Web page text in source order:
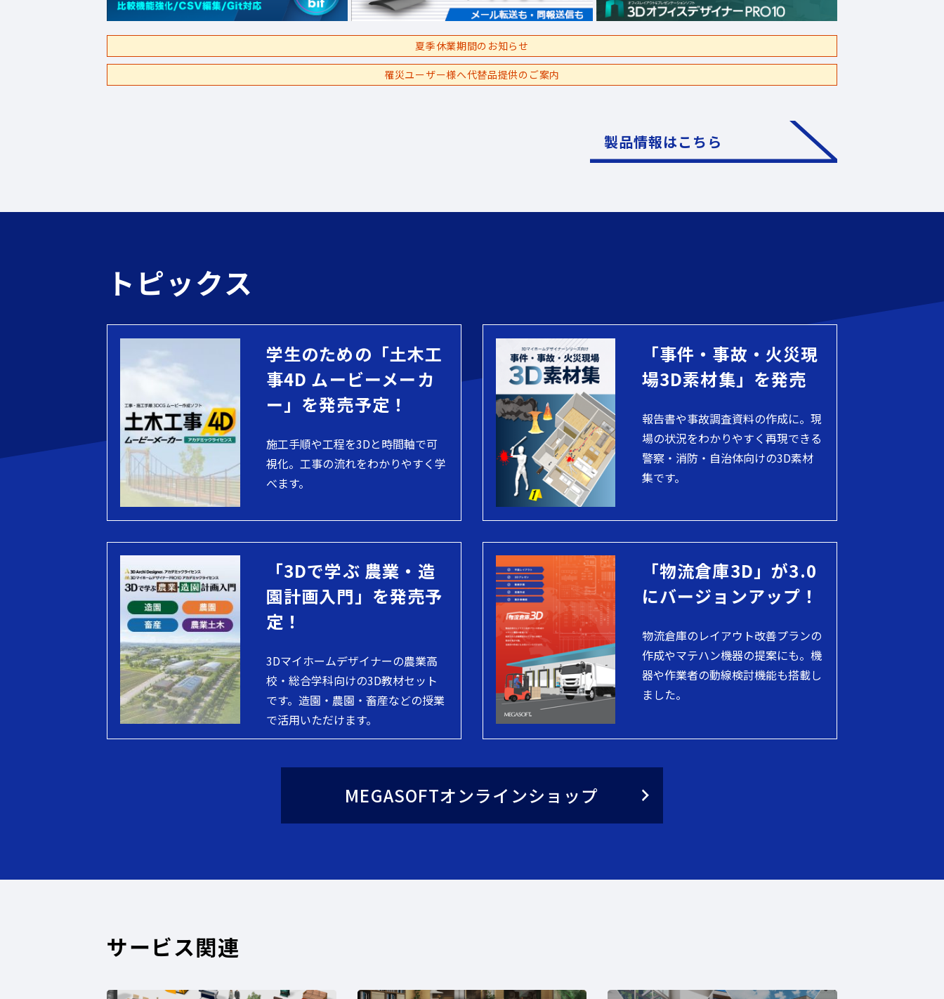
製品情報はこちら
夏季休業期間のお知らせ
罹災ユーザー様へ代替品提供のご案内
トピックス
学生のための「土木工
事4D ムービーメーカ
ー」を発売予定！
施工手順や工程を3Dと時間軸で可
視化。工事の流れをわかりやすく学
べます。
「事件・事故・火災現
場3D素材集」を発売
報告書や事故調査資料の作成に。現
場の状況をわかりやすく再現できる
警察・消防・自治体向けの3D素材
集です。
「3Dで学ぶ 農業・造
園計画入門」を発売予
定！
3Dマイホームデザイナーの農業高
校・総合学科向けの3D教材セット
です。造園・農園・畜産などの授業
で活用いただけます。
「物流倉庫3D」が3.0
にバージョンアップ！
物流倉庫のレイアウト改善プランの
作成やマテハン機器の提案にも。機
器や作業者の動線検討機能も搭載し
ました。
MEGASOFTオンラインショップ
サービス関連